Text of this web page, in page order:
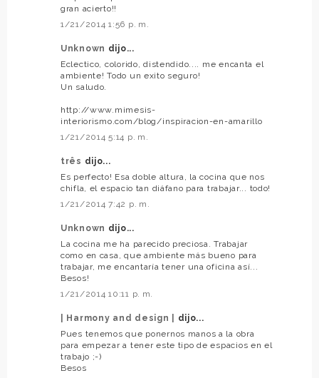
gran acierto!!
1/21/2014 1:56 p. m.
Unknown dijo...
Eclectico, colorido, distendido.... me encanta el
ambiente! Todo un exito seguro!
Un saludo.
http://www.mimesis-
interiorismo.com/blog/inspiracion-en-amarillo
1/21/2014 5:14 p. m.
três dijo...
Es perfecto! Esa doble altura, la cocina que nos
chifla, el espacio tan diáfano para trabajar... todo!
1/21/2014 7:42 p. m.
Unknown dijo...
La cocina me ha parecido preciosa. Trabajar
como en casa, que ambiente más bueno para
trabajar, me encantaría tener una oficina así...
Besos!
1/21/2014 10:11 p. m.
| Harmony and design |
dijo...
Pues tenemos que ponernos manos a la obra
para empezar a tener este tipo de espacios en el
trabajo ;-)
Besos